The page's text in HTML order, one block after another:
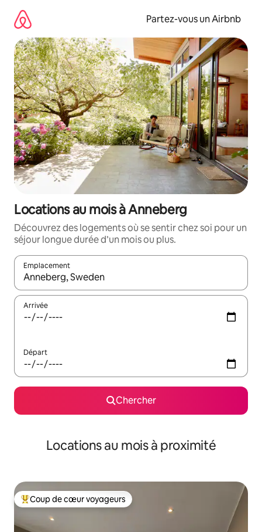
directement
contenu
Partez-vous un Airbnb
Locations au mois à Anneberg
Découvrez des logements où se sentir chez soi pour un
séjour longue durée d’un mois ou plus.
Emplacement
Quand les résultats sont affichés, parcourez-les en utilisant
Arrivée
Départ
Chercher
Locations au mois à proximité
Coup de cœur voyageurs parmi les plus aimés
Coup de cœur voyageurs